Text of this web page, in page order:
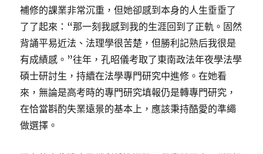
補修的課業非常沉重，但她卻感到本身的人生垂垂了
了了起來：“那一刻我感到我的生涯回到了正軌。固然
背誦平易近法、法理學很苦楚，但勝利記熟后我很是
有成績感。”往年，孔昭儀考取了東南政法年夜學法學
碩士研討生，持續在法學專門研究中進修。在她看
來，無論是高考時的專門研究填報仍是轉專門研究，
在恰當斟酌失業遠景的基本上，應該秉持酷愛的準繩
做選擇。